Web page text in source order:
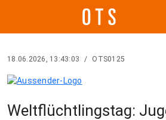
18.06.2026, 13:43:03 / OTS0125
Weltflüchtlingstag: